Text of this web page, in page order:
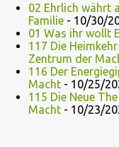
02 Ehrlich währt
Familie - 10/30/
01 Was ihr wollt
117 Die
Zentrum der
116 Der
Macht - 10/25/
115 Die Neue
Macht - 10/23/